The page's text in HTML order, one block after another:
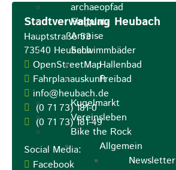
archaeopfad
Flugplatz
Anreise
Schwimmbäder
Hallenbad
Freibad
Kugelmarkt
Vereinsleben
Bike the Rock
Allgemein
Newsletter
Stadtverwaltung Heubach
Hauptstraße 53
73540 Heubach
OpenStreetMap
Fahrplanauskunft
info@heubach.de
(0 71 73) 181-0
(0 71 73) 181-49
Social Media:
Facebook